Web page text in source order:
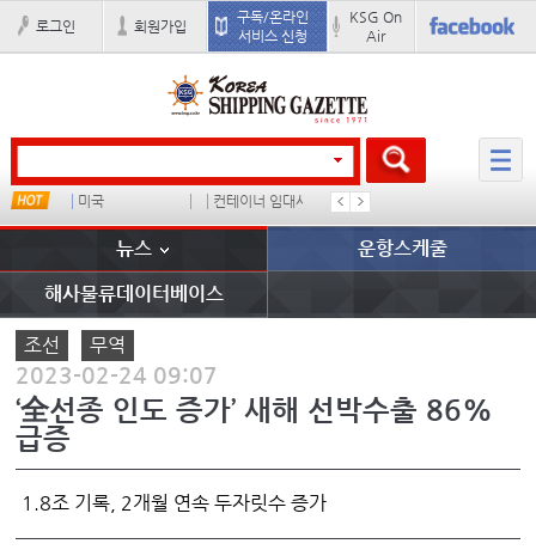
로그인 회원가입
구독/온라인
서비스 신청
KSG On
Air
미국 컨테이너 임대사 더블
뉴스 운항스케줄
해사물류데이터베이스
조선 무역
2023-02-24 09:07
‘全선종 인도 증가’ 새해 선박수출 86%
급증
1.8조 기록, 2개월 연속 두자릿수 증가